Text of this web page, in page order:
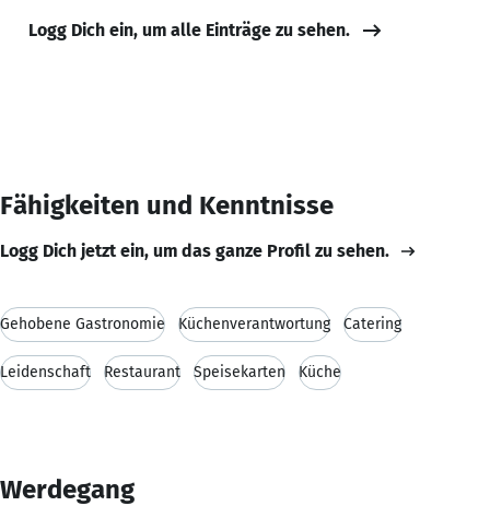
Logg Dich ein, um alle Einträge zu sehen.
Fähigkeiten und Kenntnisse
Logg Dich jetzt ein, um das ganze Profil zu sehen.
Gehobene Gastronomie Küchenverantwortung Catering
Leidenschaft Restaurant Speisekarten Küche
Werdegang